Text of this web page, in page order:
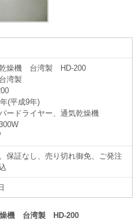
乾燥機 台湾製 HD-200
湾製
(平成9年)
ードライヤー、通気乾燥機
保証なし、売り切れ御免、ご発注
燥機 台湾製 HD-200